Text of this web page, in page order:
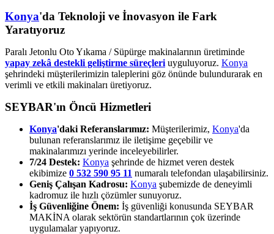
Konya'da Teknoloji ve İnovasyon ile Fark
Yaratıyoruz
Paralı Jetonlu Oto Yıkama / Süpürge makinalarının üretiminde
yapay zekâ destekli geliştirme süreçleri uyguluyoruz. Konya
şehrindeki müşterilerimizin taleplerini göz önünde bulundurarak en
verimli ve etkili makinaları üretiyoruz.
SEYBAR'ın Öncü Hizmetleri
Konya'daki Referanslarımız: Müşterilerimiz, Konya'da
bulunan referanslarımız ile iletişime geçebilir ve
makinalarımızı yerinde inceleyebilirler.
7/24 Destek: Konya şehrinde de hizmet veren destek
ekibimize 0 532 590 95 11 numaralı telefondan ulaşabilirsiniz.
Geniş Çalışan Kadrosu: Konya şubemizde de deneyimli
kadromuz ile hızlı çözümler sunuyoruz.
İş Güvenliğine Önem: İş güvenliği konusunda SEYBAR
MAKİNA olarak sektörün standartlarının çok üzerinde
uygulamalar yapıyoruz.